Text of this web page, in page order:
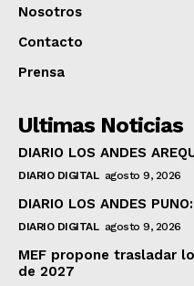
Nosotros
Contacto
Prensa
Ultimas Noticias
DIARIO LOS ANDES
DIARIO DIGITAL agosto 9, 2026
DIARIO LOS ANDES
DIARIO DIGITAL agosto 9, 2026
MEF propone trasladar
de 2027